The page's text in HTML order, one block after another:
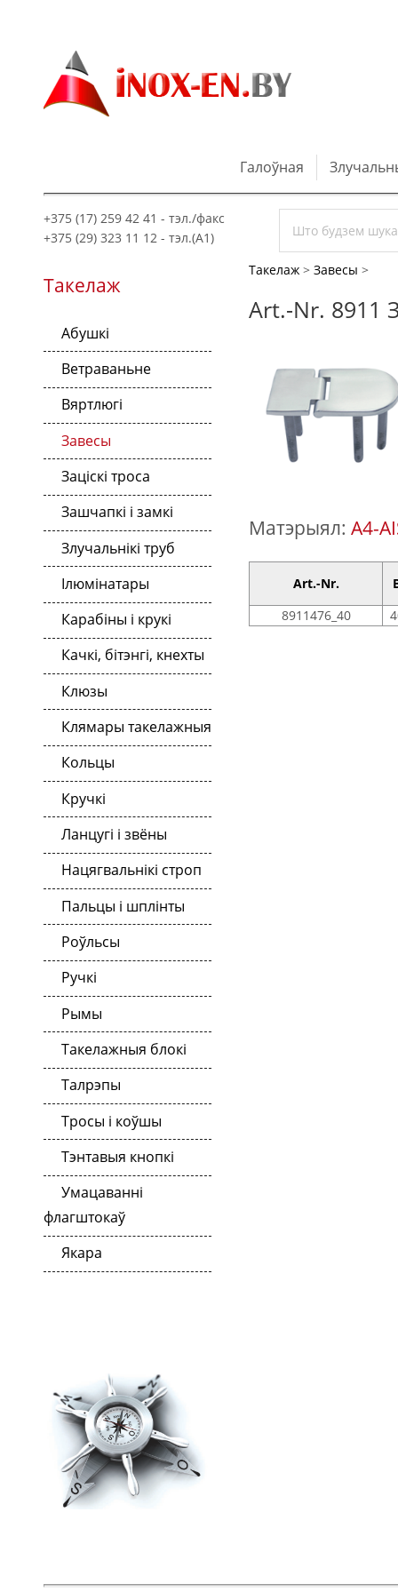
Галоўная
+375 (17) 259 42 41 - тэл./факс
+375 (29) 323 11 12 - тэл.(A1)
Такелаж
Абушкі
Ветраваньне
Вяртлюгі
Завесы
Заціскі троса
Зашчапкі і замкі
Злучальнікі труб
Ілюмінатары
Карабіны і крукі
Качкі, бітэнгі, кнехты
Клюзы
Клямары такелажныя
Кольцы
Кручкі
Ланцугі і звёны
Нацягвальнікі строп
Пальцы і шплінты
Роўльсы
Ручкі
Рымы
Такелажныя блокі
Талрэпы
Тросы і коўшы
Тэнтавыя кнопкі
Умацаванні
флагштокаў
Якара
Такелаж > Завесы >
Art.-Nr. 8911
Матэрыял: A4-
Art.-Nr.
8911476_40